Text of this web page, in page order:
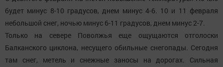
будет минус 8-10 градусов, днем минус 4-6. 10 и 11 февраля
небольшой снег, ночью минус 6-11 градусов, днем минус 2-7.
Только на севере Поволжья еще ощущаются отголоски
Балканского циклона, несущего обильные снегопады. Сегодня
там снег, метель и снежные заносы на дорогах. Сильная